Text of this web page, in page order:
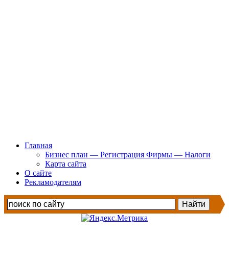
Главная
Бизнес план — Регистрация Фирмы — Налоги
Карта сайта
О сайте
Рекламодателям